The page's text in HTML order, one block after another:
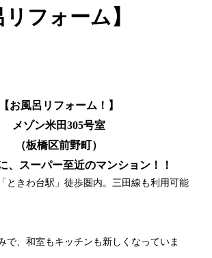
リフォーム】
【お風呂リフォーム！】
メゾン米田305号室
（板橋区前野町）
、スーパー至近のマンション！！
ときわ台駅」徒歩圏内。三田線も利用可能
で、和室もキッチンも新しくなっていま